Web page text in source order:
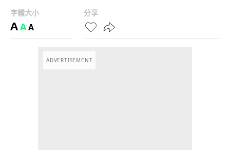
字體大小
AAA
分享
ADVERTISEMENT